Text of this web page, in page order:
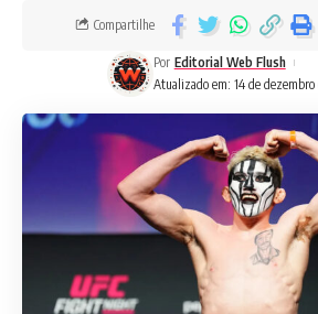
Atualizado em: 14 de dezembro
Por Editorial Web Flush
Compartilhe